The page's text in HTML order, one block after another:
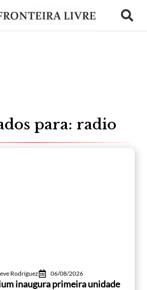
para: radio
Rodríguez 06/08/2026
inaugura primeira unidade